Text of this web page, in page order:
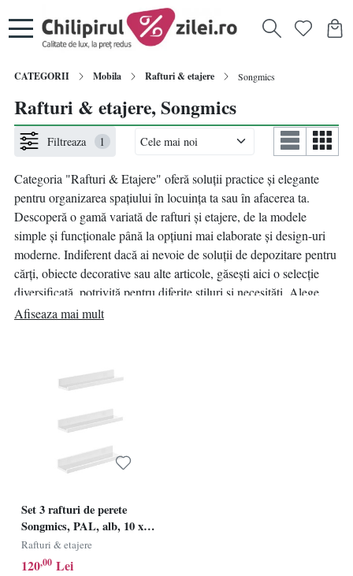
CATEGORII Mobila Rafturi & etajere Songmics
Rafturi & etajere, Songmics
Filtreaza 1
Categoria "Rafturi & Etajere" oferă soluții practice și elegante
pentru organizarea spațiului în locuința ta sau în afacerea ta.
Descoperă o gamă variată de rafturi și etajere, de la modele
simple și funcționale până la opțiuni mai elaborate și design-uri
moderne. Indiferent dacă ai nevoie de soluții de depozitare pentru
cărți, obiecte decorative sau alte articole, găsești aici o selecție
diversificată, potrivită pentru diferite stiluri și necesități. Alege
rafturi de perete, etajere cu sertare, rafturi modulare sau altele,
spațiu într-un loc organizat și estetic plăcut.
Afiseaza mai mult
Set 3 rafturi de perete
Songmics, PAL, alb, 10 x
38 x 5/2 cm, Resigilat, Grad
A
Rafturi & etajere
120,00 Lei